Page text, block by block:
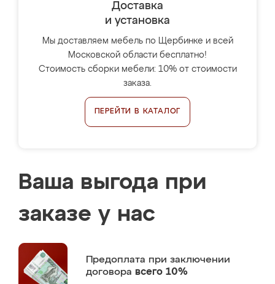
Доставка
и установка
Мы доставляем мебель по Щербинке и всей
Московской области бесплатно!
Стоимость сборки мебели: 10% от стоимости
заказа.
ПЕРЕЙТИ В КАТАЛОГ
Ваша выгода при
заказе у нас
Предоплата при заключении
договора всего 10%